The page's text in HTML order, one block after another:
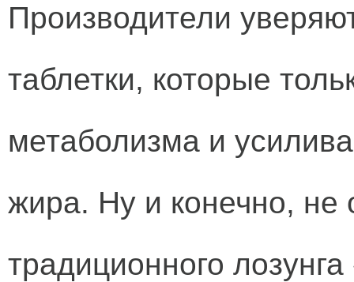
Производители
таблетки, которые
метаболизма и
жира. Ну и конечно, не
традиционного